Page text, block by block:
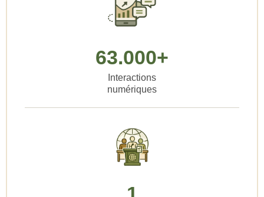
63.000+
Interactions
numériques